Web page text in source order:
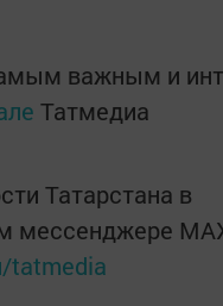
важным и
Татмедиа
Татарстана в
мессенджере
tatmedia